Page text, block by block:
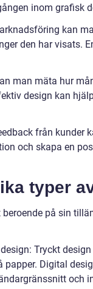
inom grafisk
kan
den har visats.
man mäta hur
design kan
från kunder
och skapa en
typer
på sin
Tryckt
Digital
och